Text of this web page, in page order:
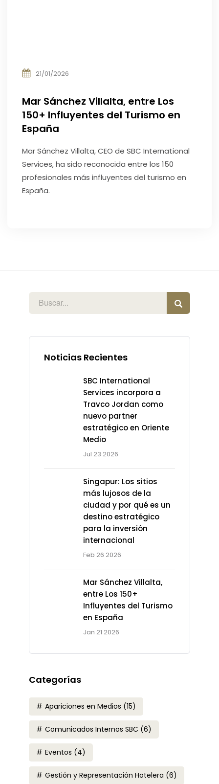
Noticias Recientes
SBC International
Services incorpora a
Travco Jordan como
nuevo partner
estratégico en Oriente
Medio
Jul 23 2026
Singapur: Los sitios
más lujosos de la
ciudad y por qué es un
destino estratégico
para la inversión
internacional
Feb 26 2026
Mar Sánchez Villalta,
entre Los 150+
Influyentes del Turismo
en España
Jan 21 2026
Categorías
Apariciones en Medios (15)
Comunicados Internos SBC (6)
Eventos (4)
Gestión y Representación Hotelera (6)
21/01/2026
Mar Sánchez Villalta, entre Los
150+ Influyentes del Turismo en
España
Mar Sánchez Villalta, CEO de SBC International
Services, ha sido reconocida entre los 150
profesionales más influyentes del turismo en
España.